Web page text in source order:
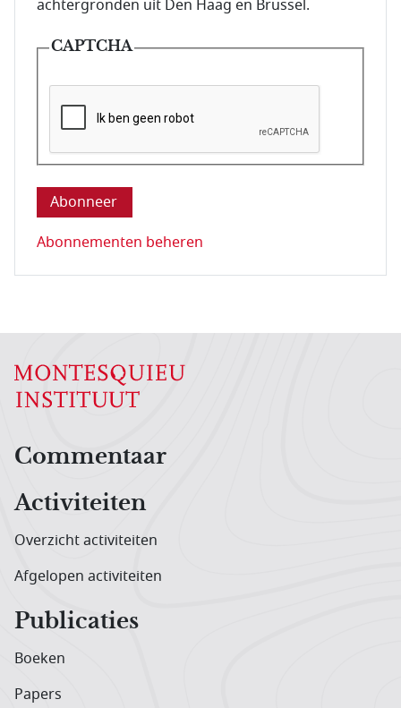
achtergronden uit Den Haag en Brussel.
CAPTCHA
Deze vraag is om te controleren dat u een mens
Abonnementen beheren
Hoofdnavigatiemenu
Commentaar
Activiteiten
Overzicht activiteiten
Afgelopen activiteiten
Publicaties
Boeken
Papers